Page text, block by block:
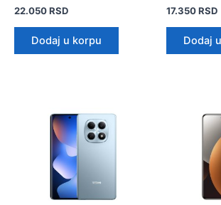
22.050RSD
Dodaj u korpu
17.350RSD
Dodaj